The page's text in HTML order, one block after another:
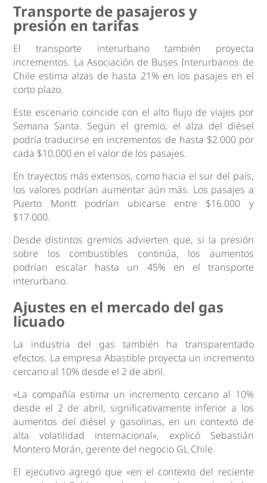
Transporte de pasajeros y
presión en tarifas
El transporte interurbano también proyecta
incrementos. La Asociación de Buses Interurbanos de
Chile estima alzas de hasta 21% en los pasajes en el
corto plazo.
Este escenario coincide con el alto flujo de viajes por
Semana Santa. Según el gremio, el alza del diésel
podría traducirse en incrementos de hasta $2.000 por
cada $10.000 en el valor de los pasajes.
En trayectos más extensos, como hacia el sur del país,
los valores podrían aumentar aún más. Los pasajes a
Puerto Montt podrían ubicarse entre $16.000 y
$17.000.
Desde distintos gremios advierten que, si la presión
sobre los combustibles continúa, los aumentos
podrían escalar hasta un 45% en el transporte
interurbano.
Ajustes en el mercado del gas
licuado
La industria del gas también ha transparentado
efectos. La empresa Abastible proyecta un incremento
cercano al 10% desde el 2 de abril.
«La compañía estima un incremento cercano al 10%
desde el 2 de abril, significativamente inferior a los
aumentos del diésel y gasolinas, en un contexto de
alta volatilidad internacional», explicó Sebastián
Montero Morán, gerente del negocio GL Chile.
El ejecutivo agregó que «en el contexto del reciente